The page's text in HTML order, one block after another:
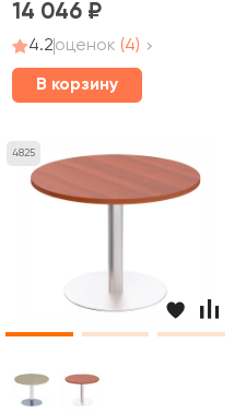
14 046
4.2оценок (4)
В корзину
4825